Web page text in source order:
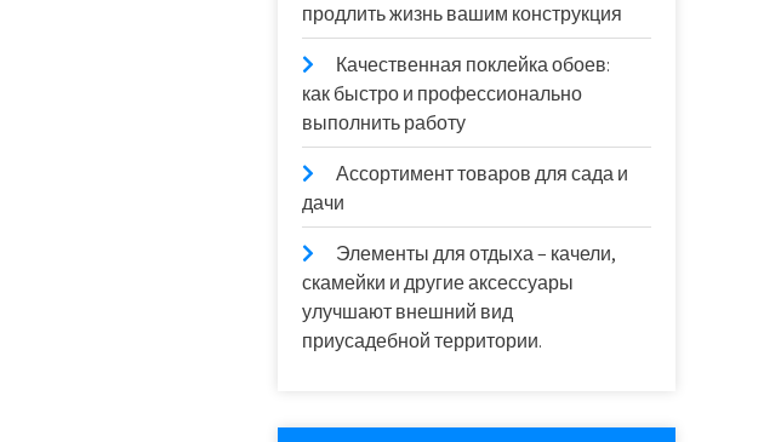
продлить жизнь вашим конструкция
Качественная поклейка обоев:
как быстро и профессионально
выполнить работу
Ассортимент товаров для сада и
дачи
Элементы для отдыха – качели,
скамейки и другие аксессуары
улучшают внешний вид
приусадебной территории.